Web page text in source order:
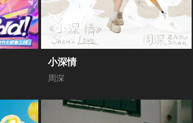
小深情
周深